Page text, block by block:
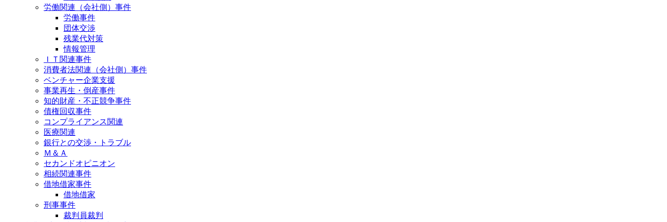
労働関連（会社側）事件
労働事件
団体交渉
残業代対策
情報管理
ＩＴ関連事件
消費者法関連（会社側）事件
ベンチャー企業支援
事業再生・倒産事件
知的財産・不正競争事件
債権回収事件
コンプライアンス関連
医療関連
銀行との交渉・トラブル
Ｍ＆Ａ
セカンドオピニオン
相続関連事件
借地借家事件
借地借家
刑事事件
裁判員裁判